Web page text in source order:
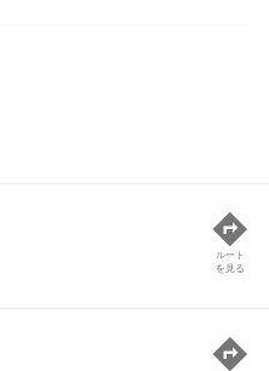
ルート
を見る